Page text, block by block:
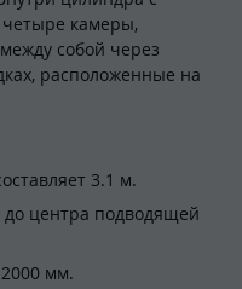
камеры,
собой через
расположенные на
3.1 м.
центра подводящей
мм.